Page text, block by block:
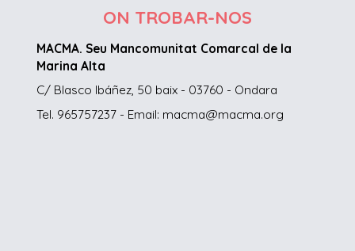
ON TROBAR-NOS
MACMA. Seu Mancomunitat Comarcal de la
Marina Alta
C/ Blasco Ibáñez, 50 baix - 03760 - Ondara
Tel. 965757237 - Email: macma@macma.org